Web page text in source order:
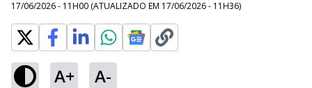
17/06/2026 - 11H00 (ATUALIZADO EM 17/06/2026 - 11H36)
A+ A-